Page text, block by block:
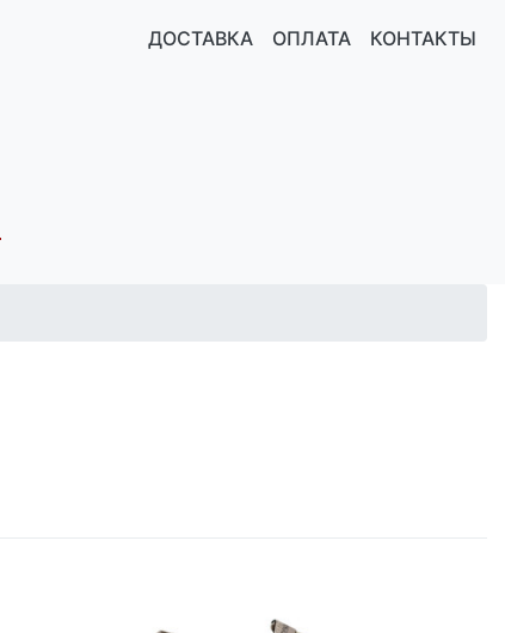
ДОСТАВКА ОПЛАТА КОНТАКТЫ